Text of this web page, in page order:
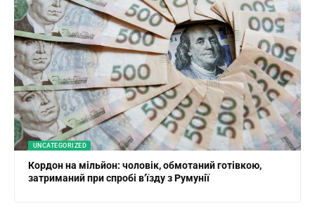
UNCATEGORIZED
Кордон на мільйон: чоловік, обмотаний готівкою,
затриманий при спробі в’їзду з Румунії